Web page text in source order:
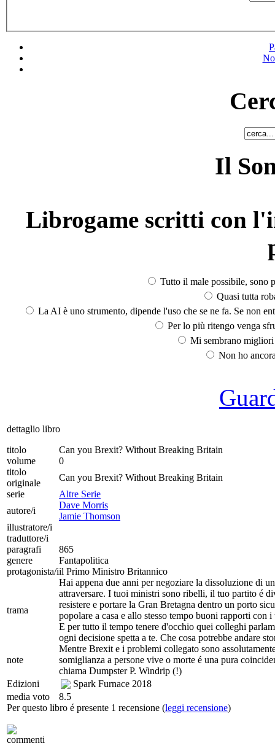
Il
Librogame scritti con
Tutto il male possibile, sono
Quasi tutta
La AI è uno strumento, dipende l'uso che se ne fa. Se non
Per lo più ritengo venga
Mi sembrano
Non ho
dettaglio libro
titolo
Can you Brexit? Without Breaking Britain
volume
0
titolo
originale
Can you Brexit? Without Breaking Britain
serie
Altre Serie
autore/i
Dave Morris
Jamie Thomson
illustratore/i
traduttore/i
paragrafi
865
genere
Fantapolitica
protagonista/iil Primo Ministro Britannico
trama
Hai appena due anni per negoziare la dissoluzione di
attraversare. I tuoi ministri sono ribelli, il tuo partito é
resistere e portare la Gran Bretagna dentro un porto
popolare a casa e allo stesso tempo buoni rapporti
E per tutto il tempo tenere d'occhio quei colleghi
ogni decisione spetta a te. Che cosa potrebbe andare
note
Mentre Brexit e i problemi collegato sono
somiglianza a persone vive o morte é una pura
chiama Dumpster P. Windrip (!)
Edizioni
Spark Furnace 2018
media voto
8.5
Per questo libro é presente 1 recensione (leggi recensione)
commenti